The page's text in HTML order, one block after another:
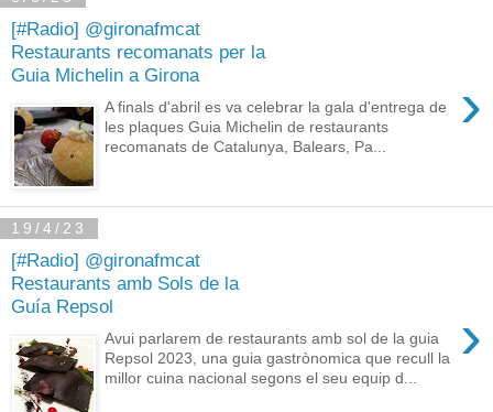
[#Radio] @gironafmcat
Restaurants recomanats per la
Guia Michelin a Girona
›
A finals d'abril es va celebrar la gala d'entrega de
les plaques Guia Michelin de restaurants
recomanats de Catalunya, Balears, Pa...
19/4/23
[#Radio] @gironafmcat
Restaurants amb Sols de la
Guía Repsol
›
Avui parlarem de restaurants amb sol de la guia
Repsol 2023, una guia gastrònomica que recull la
millor cuina nacional segons el seu equip d...